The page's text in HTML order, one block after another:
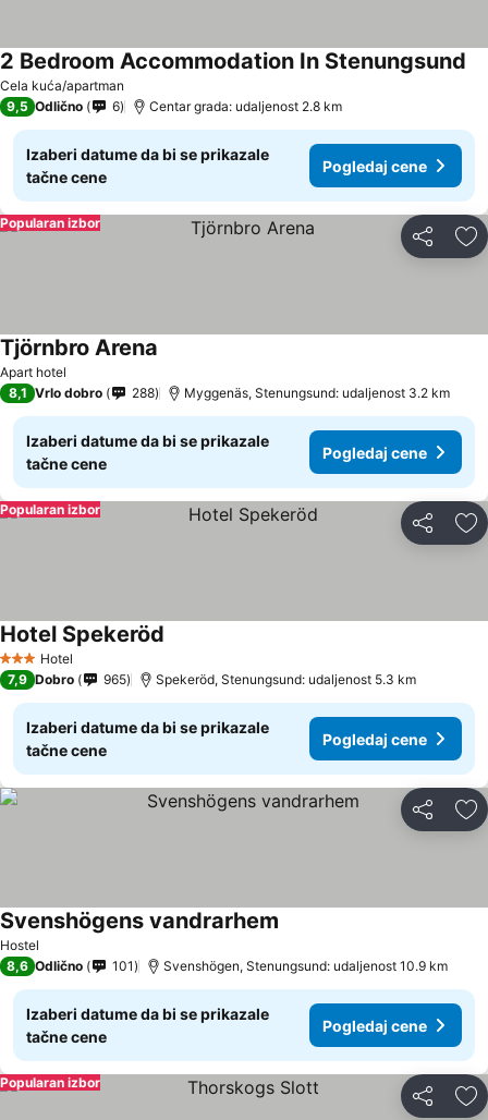
Cela kuća/apartman
2 Bedroom Accommodation In Stenungsund
9,5 Odlično 6 Centar grada: udaljenost 2.8 km
Izaberi datume da bi se prikazale
tačne cene
Pogledaj cene
Deli
Popularan izbor
Apart hotel
Tjörnbro Arena
8,1 Vrlo dobro 288 Myggenäs, Stenungsund: udaljenost 3.2 km
Izaberi datume da bi se prikazale
tačne cene
Pogledaj cene
Deli
Popularan izbor
3 Zvezdice
Hotel
Hotel Spekeröd
7,9 Dobro 965 Spekeröd, Stenungsund: udaljenost 5.3 km
Izaberi datume da bi se prikazale
tačne cene
Pogledaj cene
Deli
Hostel
Svenshögens vandrarhem
8,6 Odlično 101 Svenshögen, Stenungsund: udaljenost 10.9 km
Izaberi datume da bi se prikazale
tačne cene
Pogledaj cene
Deli
Popularan izbor